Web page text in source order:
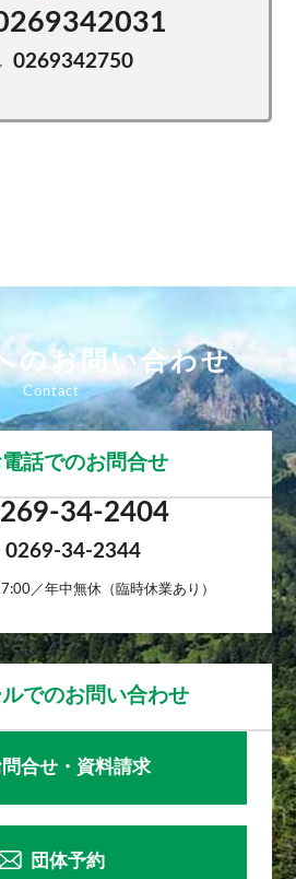
0269342750
のお問い合わせ
話でのお問合せ
34-2404
0269-34-2344
／年中無休（臨時休業あり）
ルでのお問い合わせ
問合せ・資料請求
団体予約